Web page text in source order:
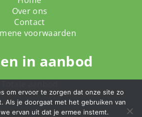
Over ons
Contact
voorwaarden
in aanbod
om ervoor te zorgen dat onze site zo
Als je doorgaat met het gebruiken van
ervan uit dat je ermee instemt.